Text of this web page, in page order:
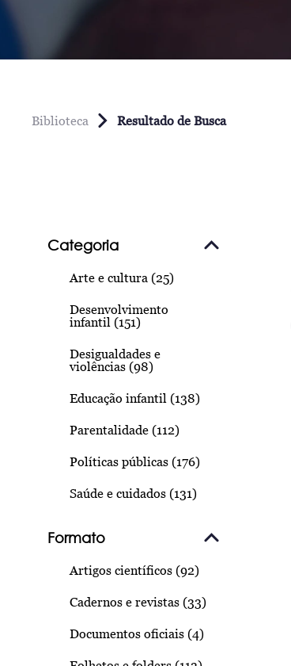
Biblioteca Resultado de Busca
Categoria
Arte e cultura (25)
Desenvolvimento
infantil (151)
Desigualdades e
violências (98)
Educação infantil (138)
Parentalidade (112)
Políticas públicas (176)
Saúde e cuidados (131)
Formato
Artigos científicos (92)
Cadernos e revistas (33)
Documentos oficiais (4)